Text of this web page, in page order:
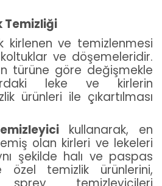
Temizliği
kirlenen ve temizlenmesi
ve döşemeleridir.
türüne göre değişmekle
leke ve kirlerin
ürünleri ile çıkartılması
kullanarak, en
olan kirleri ve lekeleri
şekilde halı ve paspas
temizlik ürünlerini,